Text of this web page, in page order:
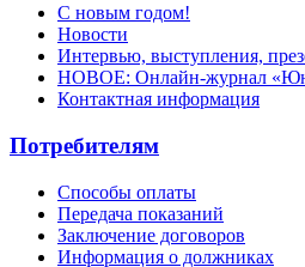
С новым годом!
Новости
Интервью, выступления,
НОВОЕ: Онлайн-журнал
Контактная информация
Потребителям
Способы оплаты
Передача показаний
Заключение договоров
Информация о должниках